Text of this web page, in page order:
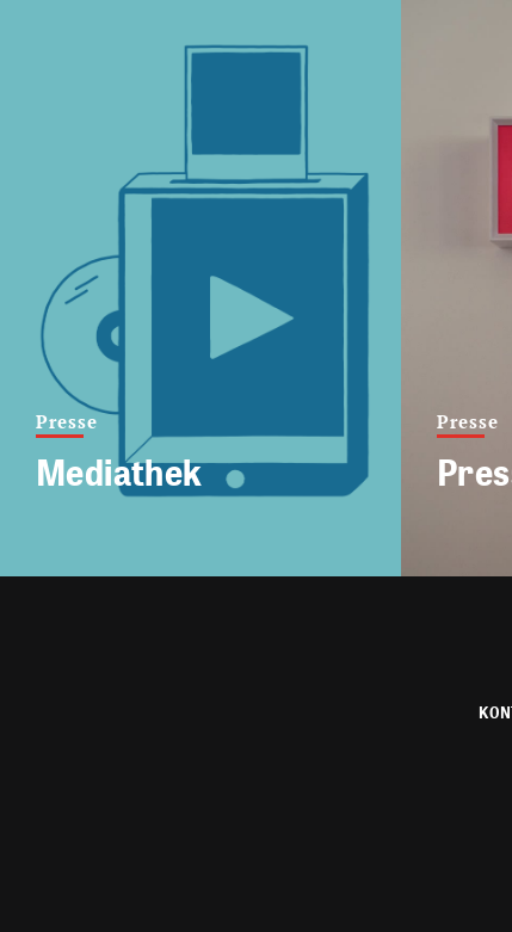
Presse
Mediathek
Presse